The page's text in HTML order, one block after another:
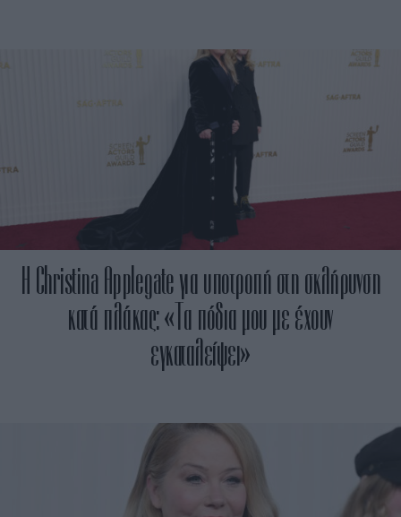
Η Christina Applegate για υποτροπή στη σκλήρυνση
κατά πλάκας: «Τα πόδια μου με έχουν
εγκαταλείψει»